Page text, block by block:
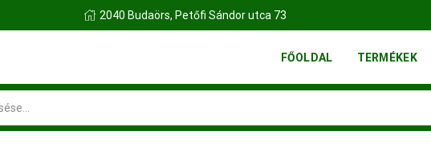
2040 Budaörs, Petőfi Sándor utca 73
FŐOLDAL TERMÉKEK
input